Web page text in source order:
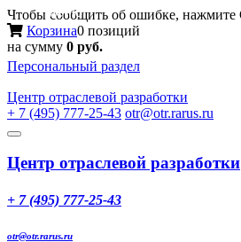
Чтобы сообщить об ошибке, нажмите
Корзина0 позиций
на сумму 0 руб.
Персональный раздел
Центр отраслевой разработки
+ 7 (495) 777-25-43 otr@otr.rarus.ru
Toggle
Меню
Центр отраслевой разработки
+ 7 (495) 777-25-43
otr@otr.rarus.ru